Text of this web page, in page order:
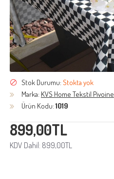
899,00TL
KDV Dahil: 899,00TL
Stok Durumu: Stokta yok
Marka: KVS Home Tekstil Pivoine
Ürün Kodu: 1019